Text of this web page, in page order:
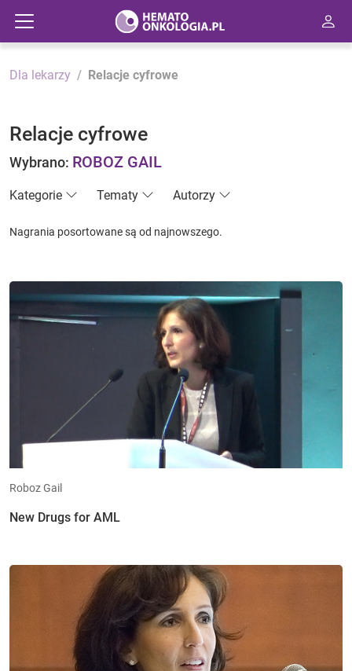
Dla lekarzy Relacje cyfrowe
Relacje cyfrowe
Wybrano: ROBOZ GAIL
Kategorie Tematy Autorzy
Nagrania posortowane są od najnowszego.
Roboz Gail
New Drugs for AML